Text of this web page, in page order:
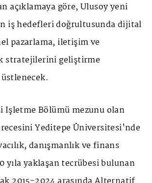
açıklamaya göre, Ulusoy yeni
iş hedefleri doğrultusunda dijital
pazarlama, iletişim ve
stratejilerini geliştirme
İşletme Bölümü mezunu olan
Yeditepe Üniversitesi'nde
danışmanlık ve finans
yıla yaklaşan tecrübesi bulunan